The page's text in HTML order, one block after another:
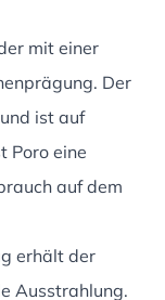
mit einer
Der
ist auf
Poro eine
auf dem
erhält der
Ausstrahlung.